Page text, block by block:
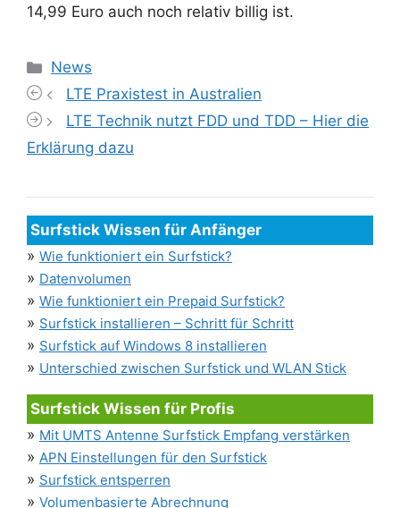
14,99 Euro auch noch relativ billig ist.
Kategorien
News
LTE Praxistest in Australien
LTE Technik nutzt FDD und TDD – Hier die
Erklärung dazu
Surfstick Wissen für Anfänger
» Wie funktioniert ein Surfstick?
» Datenvolumen
» Wie funktioniert ein Prepaid Surfstick?
» Surfstick installieren – Schritt für Schritt
» Surfstick auf Windows 8 installieren
» Unterschied zwischen Surfstick und WLAN Stick
Surfstick Wissen für Profis
» Mit UMTS Antenne Surfstick Empfang verstärken
» APN Einstellungen für den Surfstick
» Surfstick entsperren
» Volumenbasierte Abrechnung